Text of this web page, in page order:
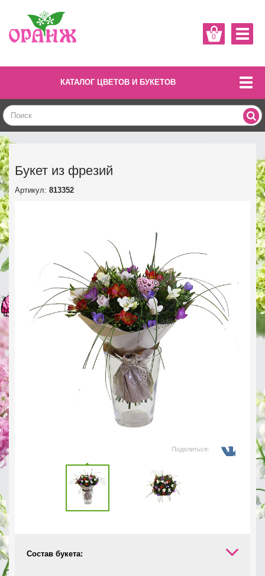
0
КАТАЛОГ ЦВЕТОВ И БУКЕТОВ
Букет из фрезий
Артикул: 813352
Поделиться:
Состав букета: